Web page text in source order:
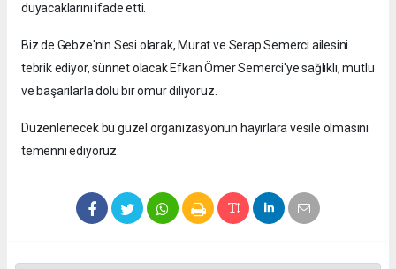
duyacaklarını ifade etti.
Biz de Gebze'nin Sesi olarak, Murat ve Serap Semerci ailesini
tebrik ediyor, sünnet olacak Efkan Ömer Semerci'ye sağlıklı, mutlu
ve başarılarla dolu bir ömür diliyoruz.
Düzenlenecek bu güzel organizasyonun hayırlara vesile olmasını
temenni ediyoruz.